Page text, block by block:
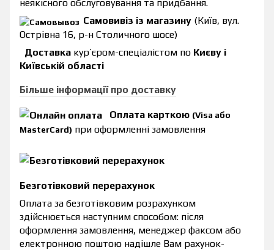
неякісного обслуговування та придбання.
Самовивіз із магазину (Київ, вул.
Острівна 16, р-н Столичного шосе)
Доставка кур’єром-спеціалістом по Києву і
Київській області
Більше інформації про доставку
Оплата карткою (Visa або
MasterCard) при оформленні замовлення
Безготівковий перерахунок
Оплата за безготівковим розрахунком
здійснюється наступним способом: після
оформлення замовлення, менеджер факсом або
електронною поштою надішле Вам рахунок-